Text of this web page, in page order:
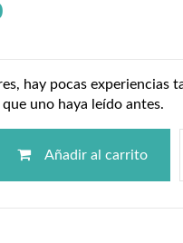
hay pocas experiencias
uno haya leído antes.
Añadir al carrito